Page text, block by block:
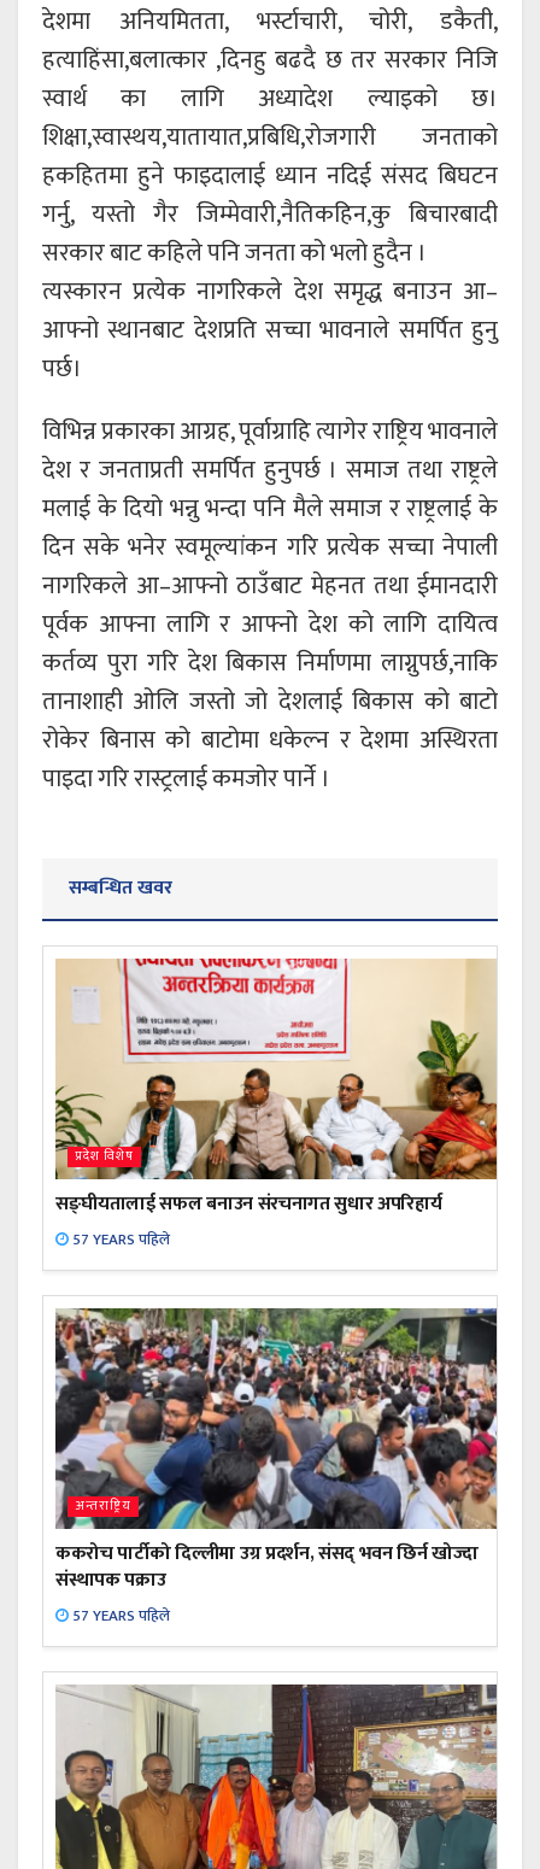
देशमा अनियमितता, भर्स्टाचारी, चोरी, डकैती,
हत्याहिंसा,बलात्कार ,दिनहु बढदै छ तर सरकार निजि
स्वार्थ का लागि अध्यादेश ल्याइको छ।
शिक्षा,स्वास्थय,यातायात,प्रबिधि,रोजगारी जनताको
हकहितमा हुने फाइदालाई ध्यान नदिई संसद बिघटन
गर्नु, यस्तो गैर जिम्मेवारी,नैतिकहिन,कु बिचारबादी
सरकार बाट कहिले पनि जनता को भलो हुदैन ।
त्यस्कारन प्रत्येक नागरिकले देश समृद्ध बनाउन आ–
आफ्नो स्थानबाट देशप्रति सच्चा भावनाले समर्पित हुनु
पर्छ।
विभिन्न प्रकारका आग्रह, पूर्वाग्राहि त्यागेर राष्ट्रिय भावनाले
देश र जनताप्रती समर्पित हुनुपर्छ । समाज तथा राष्ट्रले
मलाई के दियो भन्नु भन्दा पनि मैले समाज र राष्ट्रलाई के
दिन सके भनेर स्वमूल्यांकन गरि प्रत्येक सच्चा नेपाली
नागरिकले आ–आफ्नो ठाउँबाट मेहनत तथा ईमानदारी
पूर्वक आफ्ना लागि र आफ्नो देश को लागि दायित्व
कर्तव्य पुरा गरि देश बिकास निर्माणमा लाग्नुपर्छ,नाकि
तानाशाही ओलि जस्तो जो देशलाई बिकास को बाटो
रोकेर बिनास को बाटोमा धकेल्न र देशमा अस्थिरता
पाइदा गरि रास्ट्रलाई कमजोर पार्ने ।
सम्बन्धित खवर
प्रदेश विशेष
सङ्घीयतालाई सफल बनाउन संरचनागत सुधार अपरिहार्य
57 YEARS पहिले
अन्तराष्ट्रिय
ककरोच पार्टीको दिल्लीमा उग्र प्रदर्शन, संसद् भवन छिर्न खोज्दा
संस्थापक पक्राउ
57 YEARS पहिले